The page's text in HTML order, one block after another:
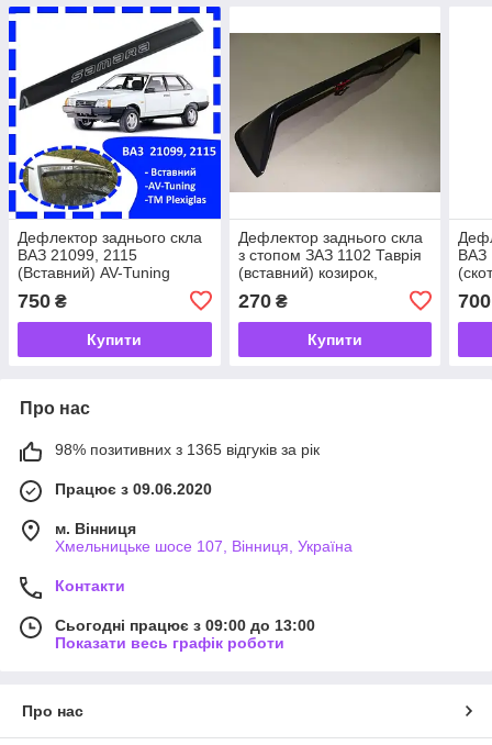
Дефлектор заднього скла
ВАЗ 21099, 2115
(Вставний) AV-Tuning
заднього скла
750 ₴
Купити
Дефлектор заднього скла
з стопом ЗАЗ 1102 Таврія
(вставний) козирок,
270₴
Купити
ВАЗ
700
Про нас
98% позитивних з 1365 відгуків за рік
Працює з 09.06.2020
м. Вінниця
Хмельницьке шосе 107, Вінниця, Україна
Контакти
Сьогодні працює з 09:00 до 13:00
Показати весь графік роботи
Про нас